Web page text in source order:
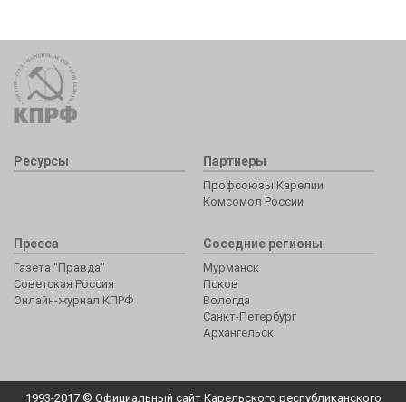
Ресурсы Партнеры
Профсоюзы Карелии
Комсомол России
Пресса
Газета "Правда"
Советская Россия
Онлайн-журнал КПРФ
Соседние регионы
Мурманск
Псков
Вологда
Санкт-Петербург
Архангельск
1993-2017 © Официальный сайт Карельского республиканского